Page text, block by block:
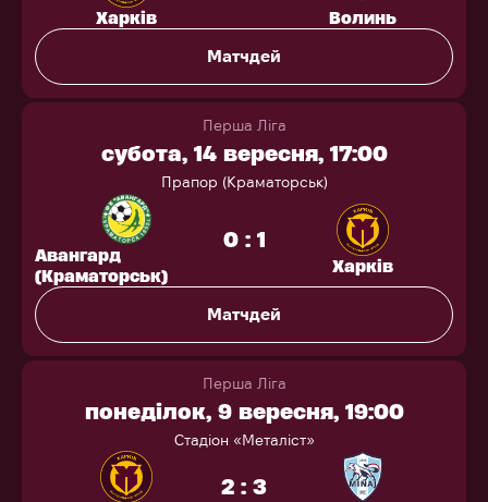
Харків Волинь
Матчдей
Перша Ліга
субота, 14 вересня, 17:00
Прапор (Краматорськ)
Авангард
(Краматорськ)
0 : 1
Харків
Матчдей
Перша Ліга
понеділок, 9 вересня, 19:00
Стадіон «Металіст»
2 : 3